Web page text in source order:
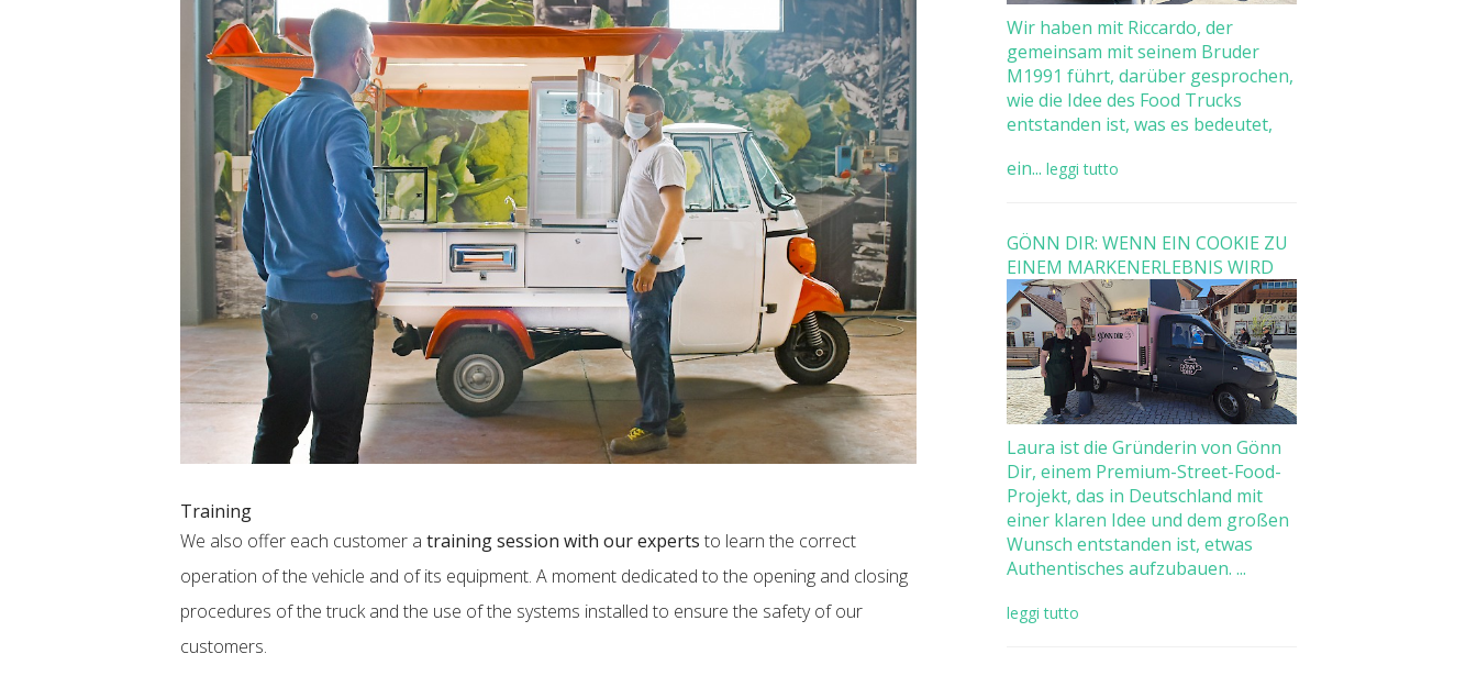
Training
We also offer each customer a training session with our experts to learn the correct
operation of the vehicle and of its equipment. A moment dedicated to the opening and closing
procedures of the truck and the use of the systems installed to ensure the safety of our
customers.
Wir haben mit Riccardo, der
gemeinsam mit seinem Bruder
M1991 führt, darüber gesprochen,
wie die Idee des Food Trucks
entstanden ist, was es bedeutet,
ein... leggi tutto
GÖNN DIR: WENN EIN COOKIE ZU
EINEM MARKENERLEBNIS WIRD
Laura ist die Gründerin von Gönn
Dir, einem Premium-Street-Food-
Projekt, das in Deutschland mit
einer klaren Idee und dem großen
Wunsch entstanden ist, etwas
Authentisches aufzubauen. ...
leggi tutto